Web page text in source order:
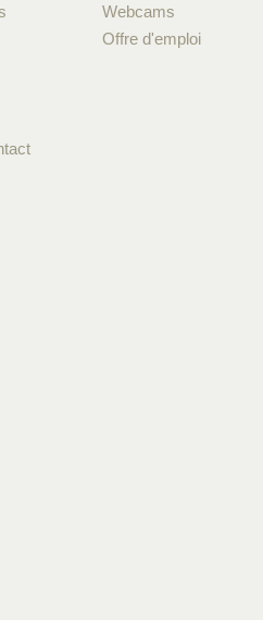
Webcams
Offre d'emploi